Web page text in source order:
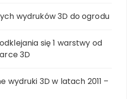
wydruków 3D do ogrodu
się 1 warstwy od
3D
wydruki 3D w latach 2011 –